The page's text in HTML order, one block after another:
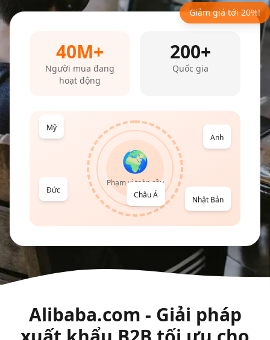
40M+
Người mua đang
hoạt động
200+
Quốc gia
🌍
Phạm vi toàn cầu
Mỹ
Anh
Đức
Nhật Bản
Châu Á
Giảm giá tới 20%!
Alibaba.com - Giải pháp